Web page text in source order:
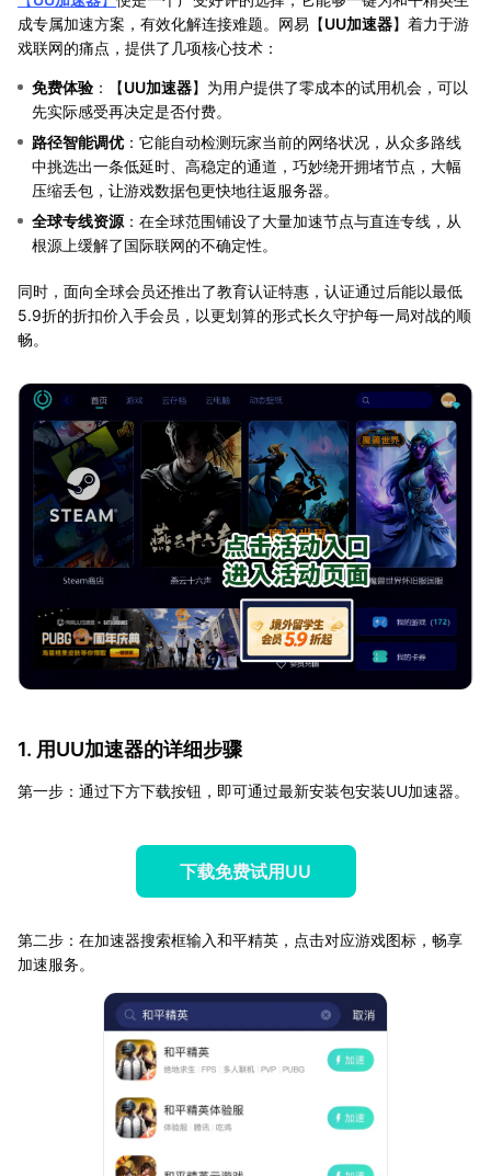
成专属加速方案，有效化解连接难题。网易【UU加速器】着力于游
戏联网的痛点，提供了几项核心技术：
免费体验 ：【UU加速器】为用户提供了零成本的试用机会，可以
先实际感受再决定是否付费。
路径智能调优：它能自动检测玩家当前的网络状况，从众多路线
中挑选出一条低延时、高稳定的通道，巧妙绕开拥堵节点，大幅
压缩丢包，让游戏数据包更快地往返服务器。
全球专线资源 ：在全球范围铺设了大量加速节点与直连专线，从
根源上缓解了国际联网的不确定性。
同时，面向全球会员还推出了教育认证特惠，认证通过后能以最低
5.9折的折扣价入手会员，以更划算的形式长久守护每一局对战的顺
畅。
1. 用UU加速器的详细步骤
第一步：通过下方下载按钮，即可通过最新安装包安装UU加速器。
下载免费试用UU
第二步：在加速器搜索框输入和平精英，点击对应游戏图标，畅享
加速服务。